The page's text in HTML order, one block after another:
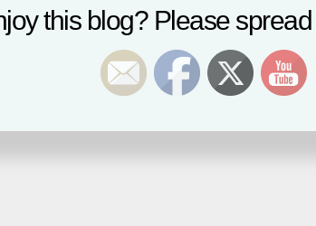
this blog? Please